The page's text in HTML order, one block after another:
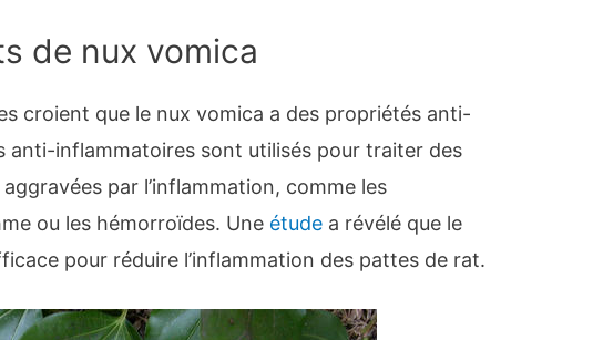
de nux vomica
croient que le nux vomica a des propriétés anti-
anti-inflammatoires sont utilisés pour traiter des
par l’inflammation, comme les
ou les hémorroïdes. Une étude a révélé que le
pour réduire l’inflammation des pattes de rat.